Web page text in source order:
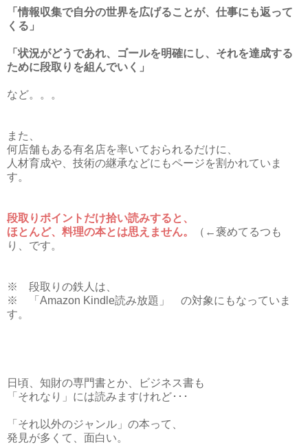
「情報収集で自分の世界を広げることが、仕事にも返って
くる」
「状況がどうであれ、ゴールを明確にし、それを達成する
ために段取りを組んでいく」
など。。。
また、
何店舗もある有名店を率いておられるだけに、
人材育成や、技術の継承などにもページを割かれていま
す。
段取りポイントだけ拾い読みすると、
ほとんど、料理の本とは思えません。
（←褒めてるつも
り、です。
※ 段取りの鉄人は、
※ 「Amazon Kindle読み放題」 の対象にもなっていま
す。
日頃、知財の専門書とか、ビジネス書も
「それなり」には読みますけれど･･･
「それ以外のジャンル」の本って、
発見が多くて、面白い。